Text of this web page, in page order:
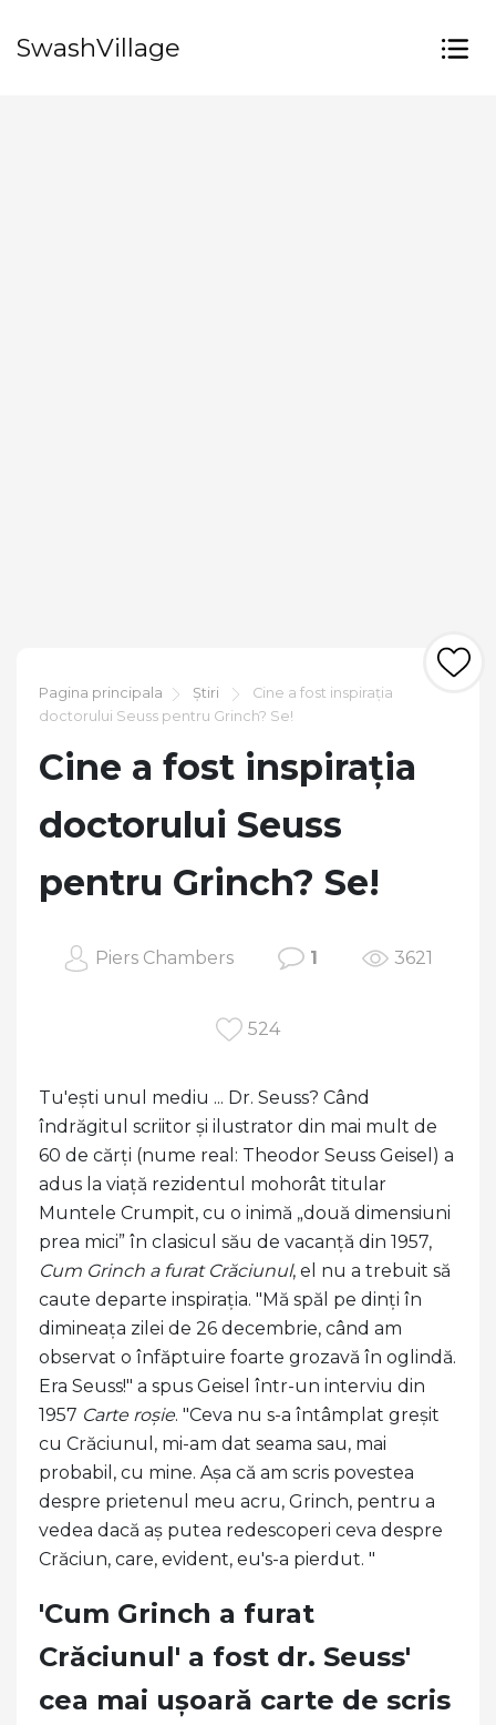
SwashVillage
Pagina principala Știri
Cine a fost inspirația
doctorului Seuss pentru Grinch? Se!
Cine a fost inspirația
doctorului Seuss
pentru Grinch? Se!
Piers Chambers 1 3621
524
Tu'ești unul mediu ... Dr. Seuss? Când
îndrăgitul scriitor și ilustrator din mai mult de
60 de cărți (nume real: Theodor Seuss Geisel) a
adus la viață rezidentul mohorât titular
Muntele Crumpit, cu o inimă „două dimensiuni
prea mici” în clasicul său de vacanță din 1957,
Cum Grinch a furat Crăciunul, el nu a trebuit să
caute departe inspirația. "Mă spăl pe dinți în
dimineața zilei de 26 decembrie, când am
observat o înfăptuire foarte grozavă în oglindă.
Era Seuss!" a spus Geisel într-un interviu din
1957 Carte roșie. "Ceva nu s-a întâmplat greșit
cu Crăciunul, mi-am dat seama sau, mai
probabil, cu mine. Așa că am scris povestea
despre prietenul meu acru, Grinch, pentru a
vedea dacă aș putea redescoperi ceva despre
Crăciun, care, evident, eu's-a pierdut. "
'Cum Grinch a furat
Crăciunul' a fost dr. Seuss'
cea mai ușoară carte de scris